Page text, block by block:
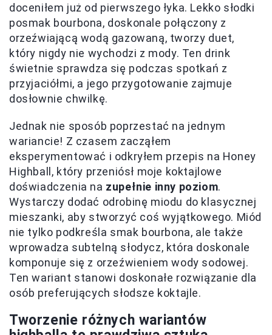
doceniłem już od pierwszego łyka. Lekko słodki
posmak bourbona, doskonale połączony z
orzeźwiającą wodą gazowaną, tworzy duet,
który nigdy nie wychodzi z mody. Ten drink
świetnie sprawdza się podczas spotkań z
przyjaciółmi, a jego przygotowanie zajmuje
dosłownie chwilkę.
Jednak nie sposób poprzestać na jednym
wariancie! Z czasem zacząłem
eksperymentować i odkryłem przepis na Honey
Highball, który przeniósł moje koktajlowe
doświadczenia na zupełnie inny poziom.
Wystarczy dodać odrobinę miodu do klasycznej
mieszanki, aby stworzyć coś wyjątkowego. Miód
nie tylko podkreśla smak bourbona, ale także
wprowadza subtelną słodycz, która doskonale
komponuje się z orzeźwieniem wody sodowej.
Ten wariant stanowi doskonałe rozwiązanie dla
osób preferujących słodsze koktajle.
Tworzenie różnych wariantów